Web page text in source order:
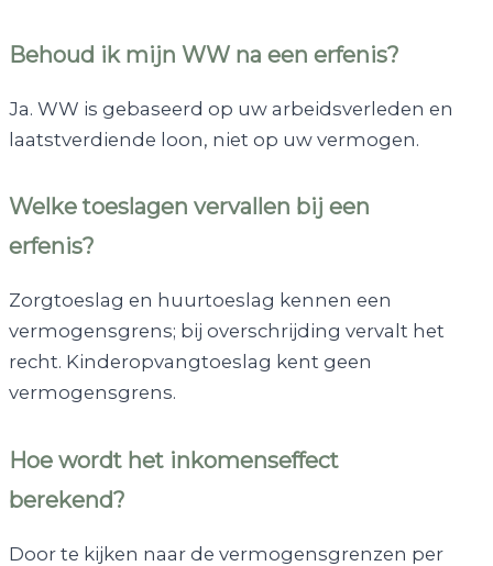
Behoud ik mijn WW na een erfenis?
Ja. WW is gebaseerd op uw arbeidsverleden en
laatstverdiende loon, niet op uw vermogen.
Welke toeslagen vervallen bij een
erfenis?
Zorgtoeslag en huurtoeslag kennen een
vermogensgrens; bij overschrijding vervalt het
recht. Kinderopvangtoeslag kent geen
vermogensgrens.
Hoe wordt het inkomenseffect
berekend?
Door te kijken naar de vermogensgrenzen per